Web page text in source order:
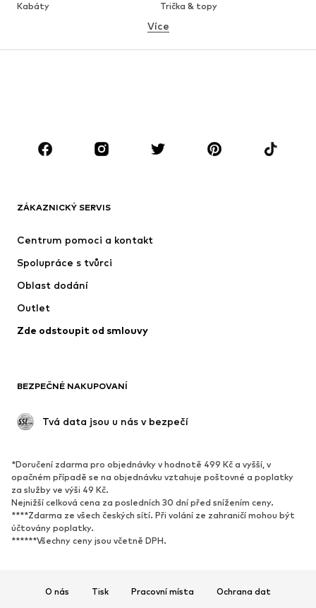
Kabáty
Trička & topy
Spodní prádlo
Sukně
Halenky & tuniky
Doplňky
Premium
Nové
Bundy
Spodní prádlo
Kabáty
Plavky
Upcyklace
Nové
Oblíbené
Tenisky
Lodičky & boty na podpatku
Kozačky
Sandály
Exkluzivně
Více
ZÁKAZNICKÝ SERVIS
Centrum pomoci a kontakt
Spolupráce s tvůrci
Oblast dodání
Outlet
Zde odstoupit od smlouvy
BEZPEČNÉ NAKUPOVANÍ
Tvá data jsou u nás v bezpečí
*Doručení zdarma pro objednávky v hodnotě 499 Kč a vyšší, v
opačném případě se na objednávku vztahuje poštovné a poplatky
za služby ve výši 49 Kč.
Nejnižší celková cena za posledních 30 dní před snížením ceny.
****Zdarma ze všech českých sítí. Při volání ze zahraničí mohou být
účtovány poplatky.
******Všechny ceny jsou včetně DPH.
O nás Tisk Pracovní místa
Ochrana dat